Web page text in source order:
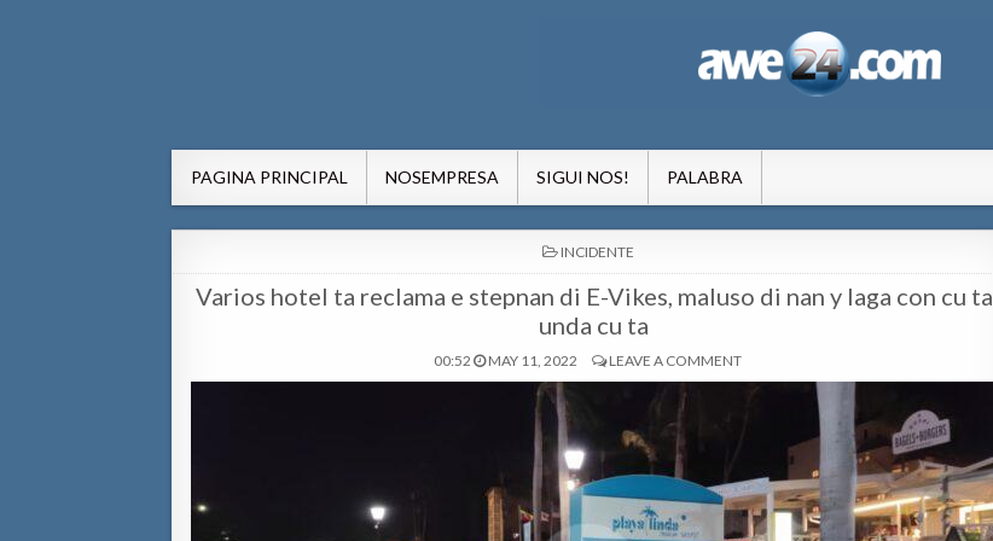
PAGINA PRINCIPAL NOSEMPRESA SIGUI NOS! PALABRA
POSTED
IN
INCIDENTE
Varios hotel ta reclama e stepnan di E-Vikes, maluso di nan y laga con cu ta
unda cu ta
00:52 MAY 11, 2022 LEAVE A COMMENT